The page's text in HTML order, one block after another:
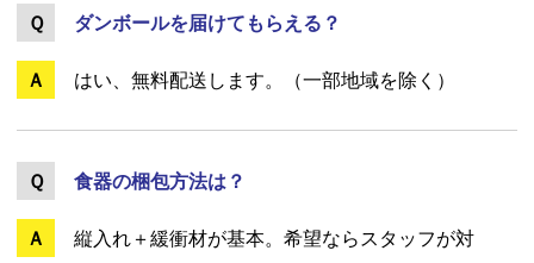
ダンボールを届けてもらえる？
はい、無料配送します。（一部地域を除く）
食器の梱包方法は？
縦入れ＋緩衝材が基本。希望ならスタッフが対